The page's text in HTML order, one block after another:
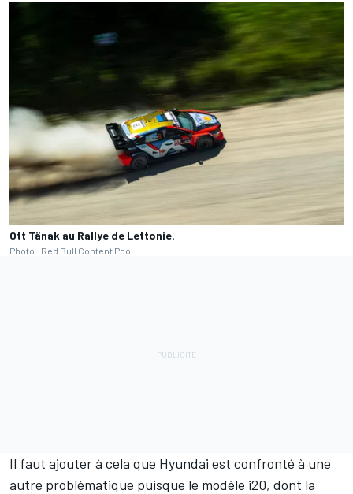
Ott Tänak au Rallye de Lettonie.
Photo : Red Bull Content Pool
Il faut ajouter à cela que Hyundai est confronté à une
autre problématique puisque le modèle i20, dont la